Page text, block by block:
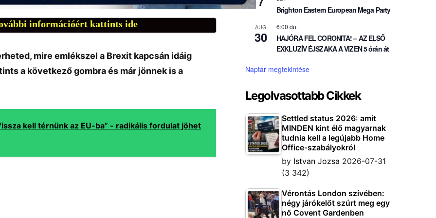
információért kattints ide
mire emlékszel a Brexit kapcsán idáig
a következő gombra és már jönnek is a
kell térnünk az EU-ba” - radikális fordulat jöhet
Brighton Eastern European Mega Party
AUG
30
6:00 du.
HAJÓRA FEL CORONITA! – AZ ELSŐ
EXKLUZÍV ÉJSZAKA A VIZEN 5 órán át
Naptár megtekintése
Legolvasottabb Cikkek
Settled status 2026: amit
MINDEN kint élő magyarnak
tudnia kell a legújabb Home
Office-szabályokról
by Istvan Jozsa 2026-07-31
(3 342)
Vérontás London szívében:
négy járókelőt szúrt meg egy
nő Covent Gardenben